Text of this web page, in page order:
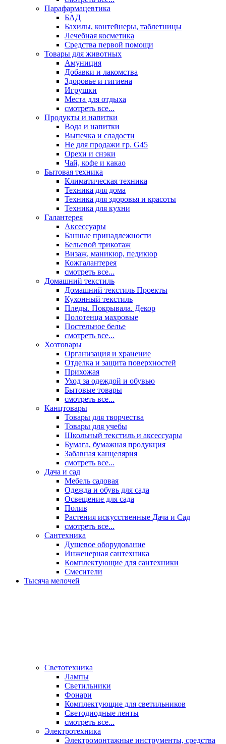
Парафармацевтика
БАД
Бахилы, контейнеры, таблетницы
Лечебная косметика
Средства первой помощи
Товары для животных
Амуниция
Добавки и лакомства
Здоровье и гигиена
Игрушки
Места для отдыха
смотреть все...
Продукты и напитки
Вода и напитки
Выпечка и сладости
Не для продажи гр. G45
Орехи и снэки
Чай, кофе и какао
Бытовая техника
Климатическая техника
Техника для дома
Техника для здоровья и красоты
Техника для кухни
Галантерея
Аксессуары
Банные принадлежности
Бельевой трикотаж
Визаж, маникюр, педикюр
Кожгалантерея
смотреть все...
Домашний текстиль
Домашний текстиль Проекты
Кухонный текстиль
Пледы. Покрывала. Декор
Полотенца махровые
Постельное белье
смотреть все...
Хозтовары
Организация и хранение
Отделка и защита поверхностей
Прихожая
Уход за одеждой и обувью
Бытовые товары
смотреть все...
Канцтовары
Товары для творчества
Товары для учебы
Школьный текстиль и аксессуары
Бумага, бумажная продукция
Забавная канцелярия
смотреть все...
Дача и сад
Мебель садовая
Одежда и обувь для сада
Освещение для сада
Полив
Растения искусственные Дача и Сад
смотреть все...
Сантехника
Душевое оборудование
Инженерная сантехника
Комплектующие для сантехники
Смесители
Тысяча мелочей
Светотехника
Лампы
Светильники
Фонари
Комплектующие для светильников
Светодиодные ленты
смотреть все...
Электротехника
Электромонтажные инструменты, средства